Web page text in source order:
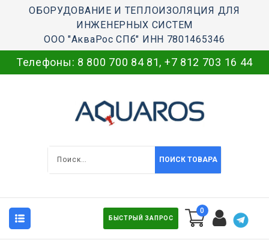
ОБОРУДОВАНИЕ И ТЕПЛОИЗОЛЯЦИЯ ДЛЯ
ИНЖЕНЕРНЫХ СИСТЕМ
ООО "АкваРос СПб" ИНН 7801465346
Телефоны: 8 800 700 84 81, +7 812 703 16 44
ПОИСК ТОВАРА
БЫСТРЫЙ ЗАПРОС
0